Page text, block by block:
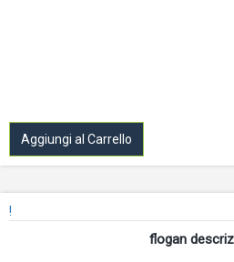
Aggiungi al Carrello
!
flogan